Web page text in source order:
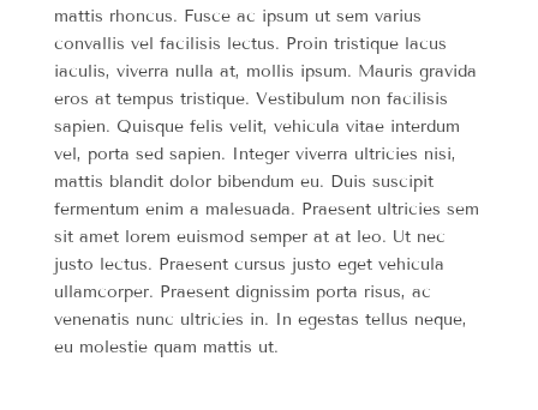
mattis rhoncus. Fusce ac ipsum ut sem varius
convallis vel facilisis lectus. Proin tristique lacus
iaculis, viverra nulla at, mollis ipsum. Mauris gravida
eros at tempus tristique. Vestibulum non facilisis
sapien. Quisque felis velit, vehicula vitae interdum
vel, porta sed sapien. Integer viverra ultricies nisi,
mattis blandit dolor bibendum eu. Duis suscipit
fermentum enim a malesuada. Praesent ultricies sem
sit amet lorem euismod semper at at leo. Ut nec
justo lectus. Praesent cursus justo eget vehicula
ullamcorper. Praesent dignissim porta risus, ac
venenatis nunc ultricies in. In egestas tellus neque,
eu molestie quam mattis ut.